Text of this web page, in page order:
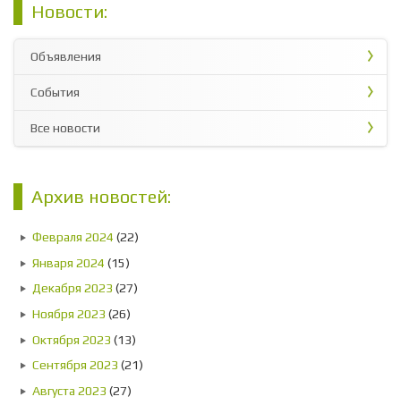
Новости:
Объявления
События
Все новости
Архив новостей:
Февраля 2024 (22)
Января 2024 (15)
Декабря 2023 (27)
Ноября 2023 (26)
Октября 2023 (13)
Сентября 2023 (21)
Августа 2023 (27)